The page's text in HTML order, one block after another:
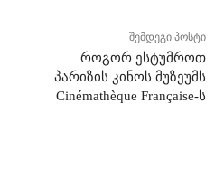
შემდეგი პოსტი
როგორ ესტუმროთ
პარიზის კინოს მუზეუმს
Cinémathèque Française-ს